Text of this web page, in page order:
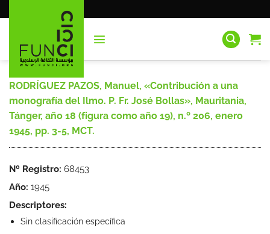
al
RODRÍGUEZ PAZOS, Manuel, «Contribución a una
monografía del Ilmo. P. Fr. José Bollas», Mauritania,
Tánger, año 18 (figura como año 19), n.º 206, enero
1945, pp. 3-5, MCT.
Nº Registro: 68453
Año: 1945
Descriptores:
Sin clasificación específica